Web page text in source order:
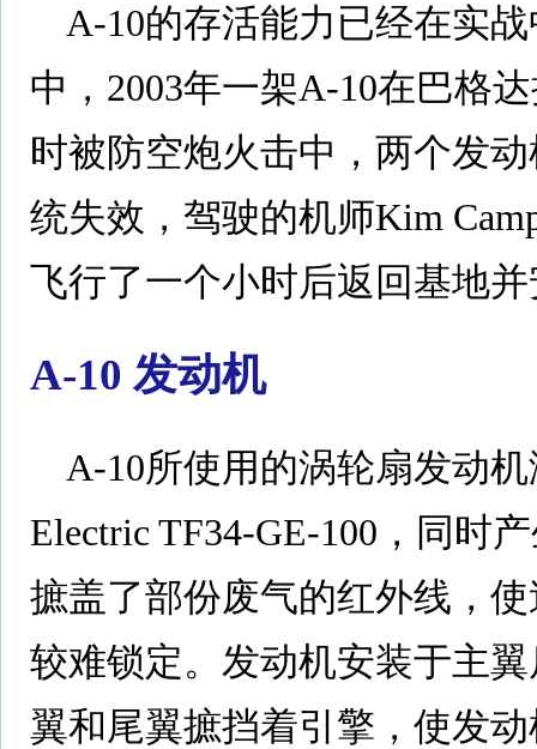
A-10的存活能力已经在实
中，2003年一架A-10在巴格
时被防空炮火击中，两个发
统失效，驾驶的机师Kim
飞行了一个小时后返回基地
A-10 发动机
A-10所使用的涡轮扇发动
Electric TF34-GE-100，同时
摭盖了部份废气的红外线，
较难锁定。发动机安装于主
翼和尾翼摭挡着引擎，使发